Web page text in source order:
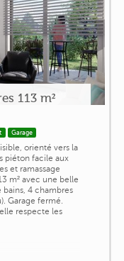
113 m²
Garage
orienté vers la
piéton facile aux
et ramassage
m² avec une belle
bains, 4 chambres
Garage fermé.
respecte les